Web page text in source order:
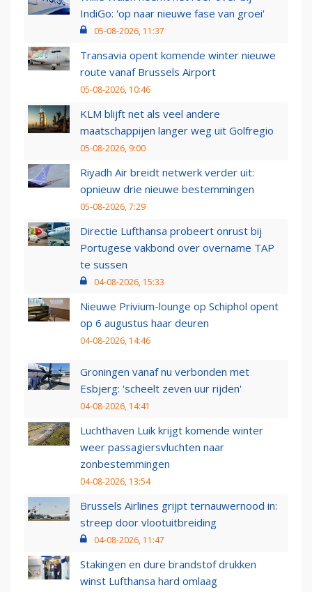
IndiGo: 'op naar nieuwe fase van groei'
05-08-2026, 11:37
Transavia opent komende winter nieuwe
route vanaf Brussels Airport
05-08-2026, 10:46
KLM blijft net als veel andere
maatschappijen langer weg uit Golfregio
05-08-2026, 9:00
Riyadh Air breidt netwerk verder uit:
opnieuw drie nieuwe bestemmingen
05-08-2026, 7:29
Directie Lufthansa probeert onrust bij
Portugese vakbond over overname TAP
te sussen
04-08-2026, 15:33
Nieuwe Privium-lounge op Schiphol opent
op 6 augustus haar deuren
04-08-2026, 14:46
Groningen vanaf nu verbonden met
Esbjerg: 'scheelt zeven uur rijden'
04-08-2026, 14:41
Luchthaven Luik krijgt komende winter
weer passagiersvluchten naar
zonbestemmingen
04-08-2026, 13:54
Brussels Airlines grijpt ternauwernood in:
streep door vlootuitbreiding
04-08-2026, 11:47
Stakingen en dure brandstof drukken
winst Lufthansa hard omlaag